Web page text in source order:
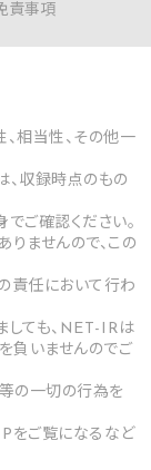
責事項
相当性、その他一
、収録時点のもの
ご確認ください。
ませんので、この
責任において行わ
しても、NET-IRは
負いませんのでご
等の一切の行為を
をご覧になるなど